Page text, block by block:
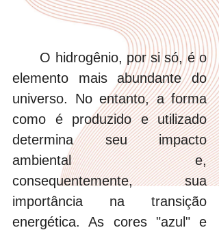
elemento mais abundante do
universo. No entanto, a forma
como é produzido e utilizado
determina seu impacto
ambiental e,
consequentemente, sua
importância na transição
energética. As cores "azul" e